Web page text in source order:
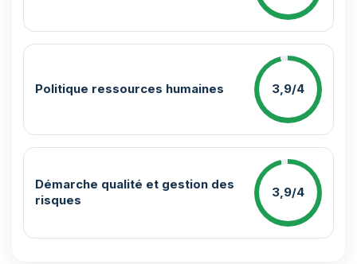
Politique ressources humaines 3,9/4
Démarche qualité et gestion des
risques
3,9/4